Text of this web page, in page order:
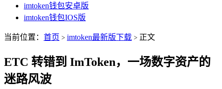
imtoken钱包安卓版
imtoken钱包IOS版
当前位置： 首页 > imtoken最新版下载 > 正文
ETC 转错到 ImToken，一场数字资产的
迷路风波